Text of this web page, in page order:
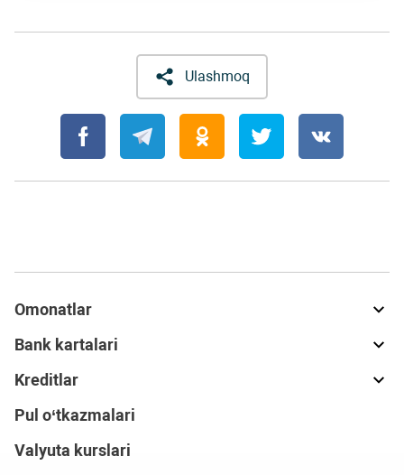
Ulashmoq
Omonatlar
Bank kartalari
Kreditlar
Pul o‘tkazmalari
Valyuta kurslari